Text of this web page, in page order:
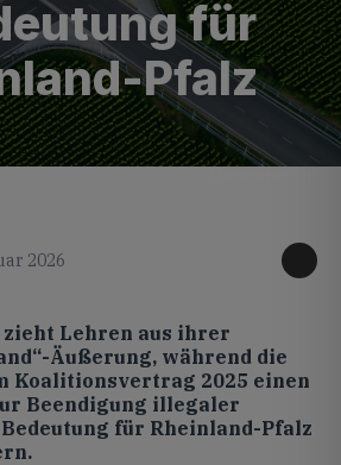
für
Pfalz
2026
Lehren aus ihrer
Äußerung, während die
Koalitionsvertrag 2025 einen
Beendigung illegaler
für Rheinland-Pfalz